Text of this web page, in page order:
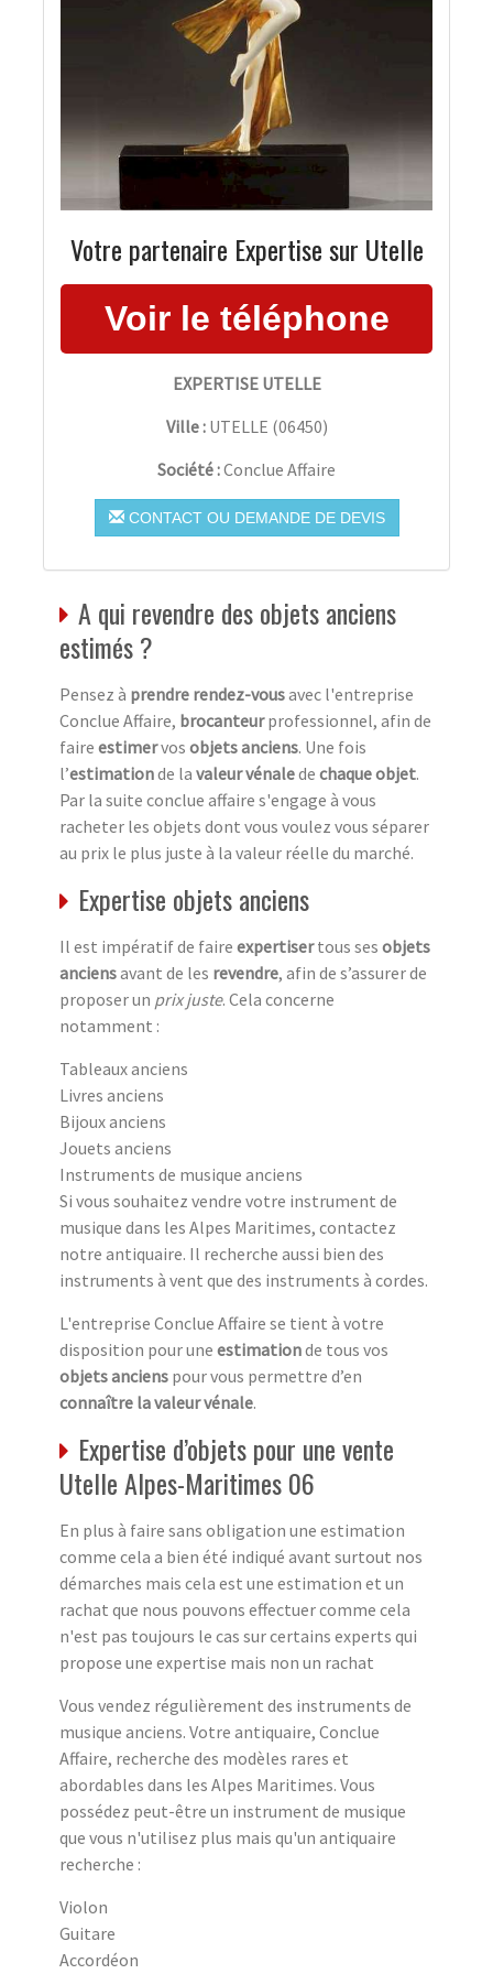
Votre partenaire Expertise sur Utelle
EXPERTISE UTELLE
Ville : UTELLE (06450)
Société :Conclue Affaire
CONTACT OU DEMANDE DE DEVIS
A qui revendre des objets anciens
estimés ?
Pensez à prendre rendez-vousavec l'entreprise
Conclue Affaire, brocanteurprofessionnel, afin de
faire estimervos objets anciens. Une fois
l’estimationde la valeur vénalede chaque objet.
Par la suite conclue affaire s'engage à vous
racheter les objets dont vous voulez vous séparer
au prix le plus juste à la valeur réelle du marché.
Expertise objets anciens
Il est impératif de faire expertisertous ses objets
anciensavant de les revendre, afin de s’assurer de
proposer un prix juste. Cela concerne
notamment :
Tableaux anciens
Livres anciens
Bijoux anciens
Jouets anciens
Instruments de musique anciens
Si vous souhaitez vendre votre instrument de
musique dans les Alpes Maritimes, contactez
notre antiquaire. Il recherche aussi bien des
instruments à vent que des instruments à cordes.
L'entreprise Conclue Affaire se tient à votre
disposition pour une estimationde tous vos
objets anciens pour vous permettre d’en
connaître la valeur vénale.
Expertise d’objets pour une vente
Utelle Alpes-Maritimes 06
En plus à faire sans obligation une estimation
comme cela a bien été indiqué avant surtout nos
démarches mais cela est une estimation et un
rachat que nous pouvons effectuer comme cela
n'est pas toujours le cas sur certains experts qui
propose une expertise mais non un rachat
Vous vendez régulièrement des instruments de
musique anciens. Votre antiquaire, Conclue
Affaire, recherche des modèles rares et
abordables dans les Alpes Maritimes. Vous
possédez peut-être un instrument de musique
que vous n'utilisez plus mais qu'un antiquaire
recherche :
Violon
Guitare
Accordéon